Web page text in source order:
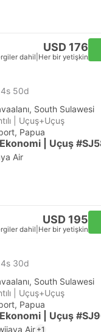
USD 176
dahil Her bir yetişkin
4s 50d
South Sulawesi
| Uçuş+Uçuş
Papua
Ekonomi | Uçuş
Air
USD 195
dahil Her bir yetişkin
4s 30d
South Sulawesi
| Uçuş+Uçuş
Papua
Ekonomi | Uçuş
Air +1